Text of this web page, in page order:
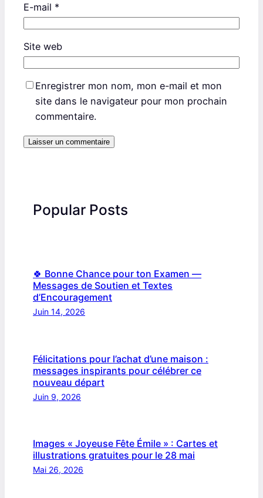
E-mail *
Site web
Enregistrer mon nom, mon e-mail et mon
site dans le navigateur pour mon prochain
commentaire.
Popular Posts
🍀 Bonne Chance pour ton Examen —
Messages de Soutien et Textes
d’Encouragement
Juin 14, 2026
Félicitations pour l’achat d’une maison :
messages inspirants pour célébrer ce
nouveau départ
Juin 9, 2026
Images « Joyeuse Fête Émile » : Cartes et
illustrations gratuites pour le 28 mai
Mai 26, 2026